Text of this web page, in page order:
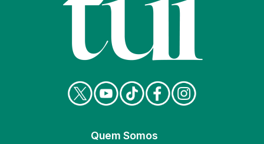
Quem Somos